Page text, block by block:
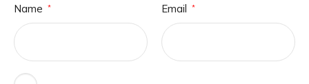
Name * Email *